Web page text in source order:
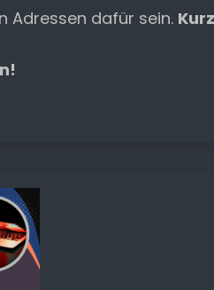
Adressen dafür sein.